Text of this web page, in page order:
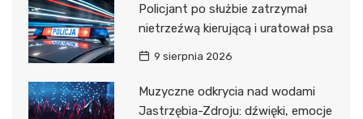
Policjant po służbie zatrzymał
nietrzeźwą kierującą i uratował psa
9 sierpnia 2026
Muzyczne odkrycia nad wodami
Jastrzębia-Zdroju: dźwięki, emocje